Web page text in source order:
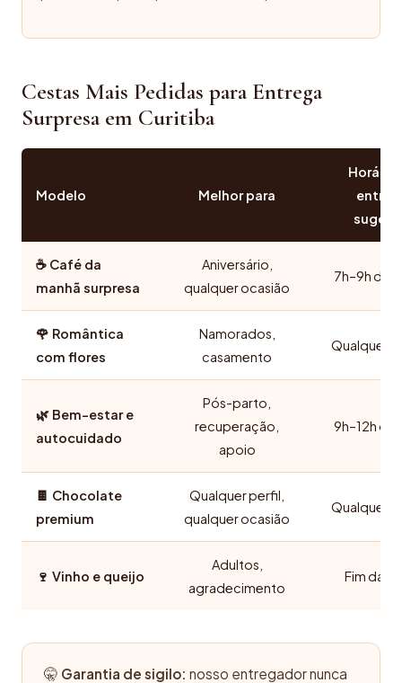
Cestas Mais Pedidas para Entrega
Surpresa em Curitiba
Modelo Melhor para
Horário
☕ Café da
manhã surpresa
Aniversário,
qualquer ocasião
7h–9h da
🌹 Romântica
com flores
Namorados,
casamento
Qualquer
🌿 Bem-estar e
autocuidado
Pós-parto,
recuperação,
apoio
9h–12h ou
🍫 Chocolate
premium
Qualquer perfil,
qualquer ocasião
Qualquer
🍷 Vinho e queijo
Adultos,
agradecimento
Fim da
🤫 Garantia de sigilo: nosso entregador nunca